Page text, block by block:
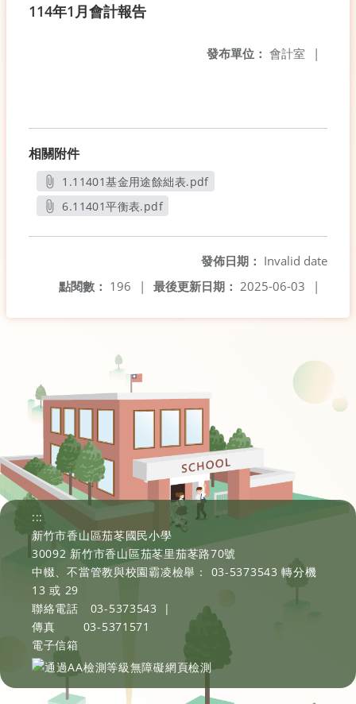
114年1月會計報告
發布單位： 會計室 |
相關附件
1.11401基金用途餘絀表.pdf
另開新視窗
6.11401平衡表.pdf
發佈日期： Invalid date
最後更新日期： 2025-06-03 |
點閱數： 196 |
:::
新竹市香山區茄苳國民小學
30092 新竹市香山區茄苳里茄苳路70號
中輟、不當管教與校園霸凌檢舉： 03-5373543 轉分機
13 或 29
聯絡電話
03-5373543
|
傳真
03-5371571
電子信箱